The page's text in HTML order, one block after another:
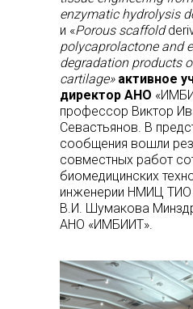
enzymatic hydrolysis
и «Porous scaffold
polycaprolactone and
degradation products
cartilage»активное
директор АНО
профессор Виктор
Севастьянов. В
сообщения вошли
совместных работ
биомедицинских
инженерии НМИЦ ТИО
В.И. Шумакова
АНО «ИМБИИТ».